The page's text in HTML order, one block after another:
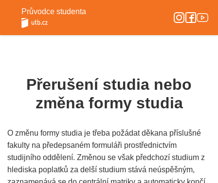
Průvodce studenta
Přerušení studia nebo
změna formy studia
O změnu formy studia je třeba požádat děkana příslušné
fakulty na předepsaném formuláři prostřednictvím
studijního oddělení. Změnou se však předchozí studium z
hlediska poplatků za delší studium stává neúspěšným,